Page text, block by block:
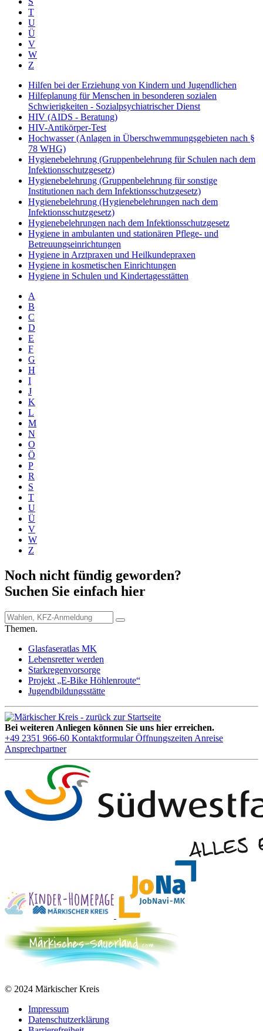
T
U
Ü
V
W
Z
Hilfen bei der Erziehung von Kindern und Jugendlichen
Hilfeplanung für Menschen in besonderen sozialen
Schwierigkeiten - Sozialpsychiatrischer Dienst
HIV (AIDS - Beratung)
HIV-Antikörper-Test
Hochwasser (Anlagen in Überschwemmungsgebieten nach §
78 WHG)
Hygienebelehrung (Gruppenbelehrung für Schulen nach dem
Infektionsschutzgesetz)
Hygienebelehrung (Gruppenbelehrung für sonstige
Institutionen nach dem Infektionsschutzgesetz)
Hygienebelehrung (Hygienebelehrungen nach dem
Infektionsschutzgesetz)
Hygienebelehrungen nach dem Infektionsschutzgesetz
Hygiene in ambulanten und stationären Pflege- und
Betreuungseinrichtungen
Hygiene in Arztpraxen und Heilkundepraxen
Hygiene in kosmetischen Einrichtungen
Hygiene in Schulen und Kindertagesstätten
A
B
C
D
E
F
G
H
I
J
K
L
M
N
O
Ö
P
R
S
T
U
Ü
V
W
Z
Noch nicht fündig geworden?
Suchen Sie einfach hier
Themen.
Glasfaseratlas MK
Lebensretter werden
Starkregenvorsorge
Projekt „E-Bike Höhlenroute“
Jugendbildungsstätte
Bei weiteren Anliegen können Sie uns hier erreichen.
+49 2351 966-60 Kontaktformular Öffnungszeiten Anreise
Ansprechpartner
© 2024 Märkischer Kreis
Impressum
Datenschutzerklärung